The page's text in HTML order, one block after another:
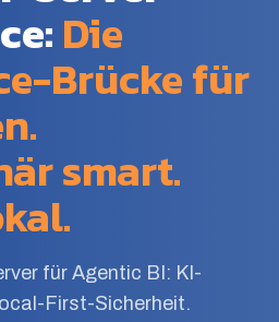
Die
Brücke für
smart.
für Agentic BI: KI-
First-Sicherheit.